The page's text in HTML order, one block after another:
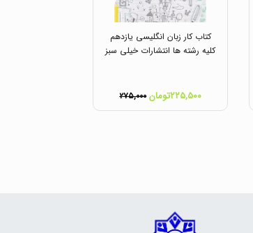
کتاب کار زبان انگلیسی یازدهم
کلیه رشته ها انتشارات خیلی سبز
۲۲۵,۵۰۰تومان ۲۷۵,۰۰۰